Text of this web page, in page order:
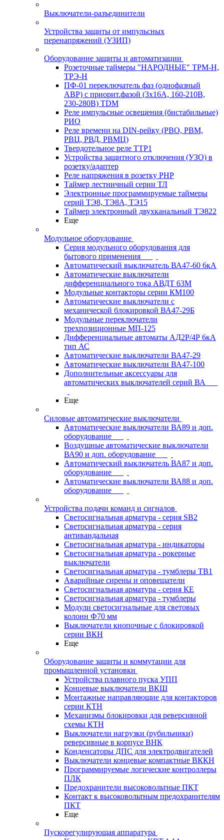
Выключатели-разъединители
Устройства защиты от импульсных
перенапряжений (УЗИП)
Оборудование защиты и автоматизации
Розеточные таймеры "НАРОДНЫЕ" ТРМ-Н,
ТРЭ-Н
ПФ-01 переключатель фаз (однофазный
АВР) с приорит.фазой (3х16А, 160-210В,
230-280В) TDM
Реле импульсные освещения (бистабильные)
РИО
Реле времени на DIN-рейку (РВО, РВМ,
РВЦ, РВД, РВМЦ)
Твердотельное реле ТТР1
Устройства защитного отключения (УЗО) в
розетку/адаптер
Реле напряжения в розетку РНР
Таймер лестничный серии ТЛ
Электронные программируемые таймеры
серий ТЭ8, ТЭ8А, ТЭ15
Таймер электронный двухканальный ТЭ822
Еще
Модульное оборудование
Серия модульного оборудования для
бытового применения
Автоматический выключатель ВА47-60 6кА
Автоматические выключатели
дифференциального тока АВДТ 63М
Модульные контакторы серии КМ100
Автоматические выключатели с
механической блокировкой ВА47-29Б
Модульные переключатели
трехпозиционные МП-125
Дифференциальные автоматы АД2Р/4Р 6кА
тип АС
Автоматические выключатели ВА47-29
Автоматические выключатели ВА47-100
Дополнительные аксессуары для
автоматических выключателей серий ВА
Еще
Силовые автоматические выключатели
Автоматические выключатели ВА89 и доп.
оборудование
Воздушные автоматические выключатели
ВА90 и доп. оборудование
Автоматический выключатель ВА87 и доп.
оборудование
Автоматические выключатели ВА88 и доп.
оборудование
Устройства подачи команд и сигналов
Светосигнальная арматура - серия SB2
Светосигнальная арматура - серия
антивандальная
Светосигнальная арматура - индикаторы
Светосигнальная арматура - рокерные
выключатели
Светосигнальная арматура - тумблеры ТВ1
Аварийные сирены и оповещатели
Светосигнальная арматура - серия КЕ
Светосигнальная арматура - тумблеры
Модули светосигнальные для световых
колонн Ф70 мм
Выключатели кнопочные с блокировкой
серии ВКН
Еще
Оборудование защиты и коммутации для
промышленной установки
Устройства плавного пуска УПП
Концевые выключатели ВКШ
Монтажные направляющие для контакторов
серии КТН
Механизмы блокировки для реверсивной
схемы КТН
Выключатели нагрузки (рубильники)
реверсивные в корпусе ВНК
Конденсаторы ДПС для электродвигателей
Выключатели концевые компактные ВККН
Программируемые логические контроллеры
ПЛК
Предохранители высоковольтные ПКТ
Контакт к высоковольтным предохранителям
ПКТ
Еще
Пускорегулирующая аппаратура